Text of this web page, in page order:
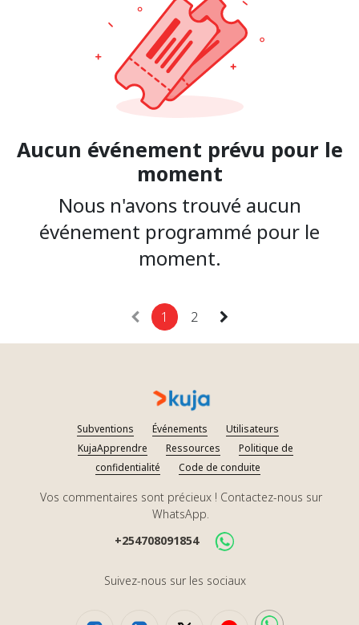
Aucun événement prévu pour le
moment
Nous n'avons trouvé aucun
événement programmé pour le
moment.
1 2
Subventions Événements
Utilisateurs
KujaApprendre
Ressources
Politique de
confidentialité
Code de conduite
Vos commentaires sont précieux ! Contactez-nous sur
WhatsApp.
+254708091854
Suivez-nous sur les sociaux